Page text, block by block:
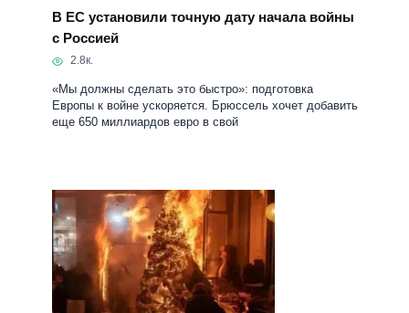
В ЕС установили точную дату начала войны
с Россией
2.8к.
«Мы должны сделать это быстро»: подготовка
Европы к войне ускоряется. Брюссель хочет добавить
еще 650 миллиардов евро в свой